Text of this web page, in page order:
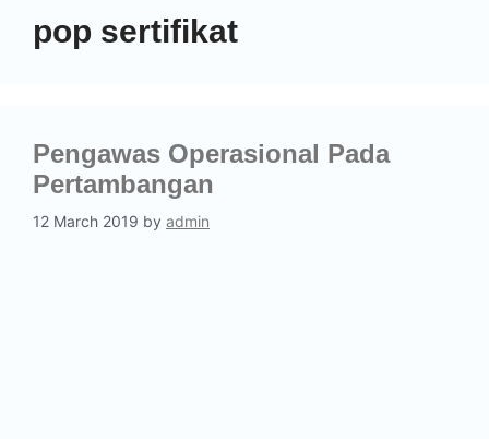
pop sertifikat
Pengawas Operasional Pada
Pertambangan
12 March 2019 by admin